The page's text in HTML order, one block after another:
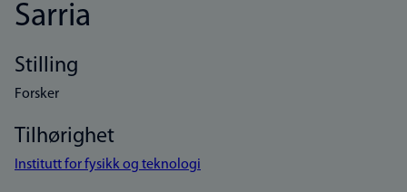
Sarria
Stilling
Forsker
Tilhørighet
Institutt for fysikk og teknologi